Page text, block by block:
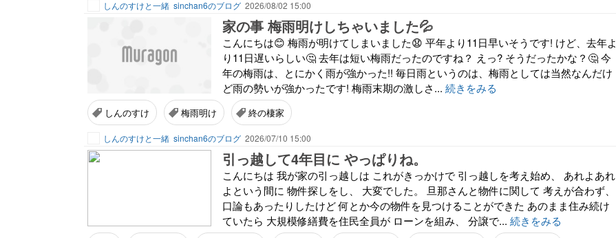
しんのすけと一緒 sinchan6のブログ 2026/08/02 15:00
家の事 梅雨明けしちゃいました💦
こんにちは😊 梅雨が明けてしまいました😧 平年より11日早いそうです! けど、去年よ
り11日遅いらしい🤔 去年は短い梅雨だったのですね？ えっ? そうだったかな？🤔 今
年の梅雨は、とにかく雨が強かった!! 毎日雨というのは、梅雨としては当然なんだけ
ど雨の勢いが強かったです! 梅雨末期の激しさ... 続きをみる
しんのすけ 梅雨明け 終の棲家
しんのすけと一緒 sinchan6のブログ 2026/07/10 15:00
引っ越して4年目に やっぱりね。
こんにちは 我が家の引っ越しは これがきっかけで 引っ越しを考え始め、 あれよあれ
よという間に 物件探しをし、 大変でした。 旦那さんと物件に関して 考えが合わず、
口論もあったりしたけど 何とか今の物件を見つけることができた あのまま住み続け
ていたら 大規模修繕費を住民全員が ローンを組み、 分譲で... 続きをみる